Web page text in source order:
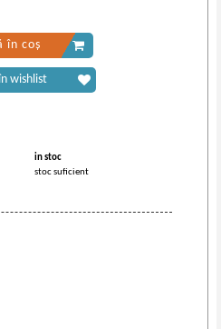
in stoc
stoc suficient
în coș
wishlist